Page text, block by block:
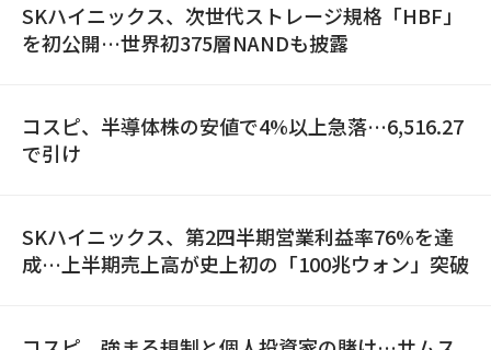
SKハイニックス、次世代ストレージ規格「HBF」
を初公開…世界初375層NANDも披露
コスピ、半導体株の安値で4%以上急落…6,516.27
で引け
SKハイニックス、第2四半期営業利益率76%を達
成…上半期売上高が史上初の「100兆ウォン」突破